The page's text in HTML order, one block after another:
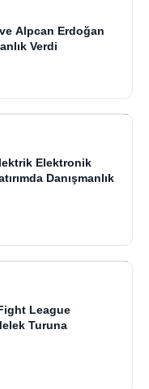
Alpcan Erdoğan
Verdi
Elektronik
Danışmanlık
League
Turuna